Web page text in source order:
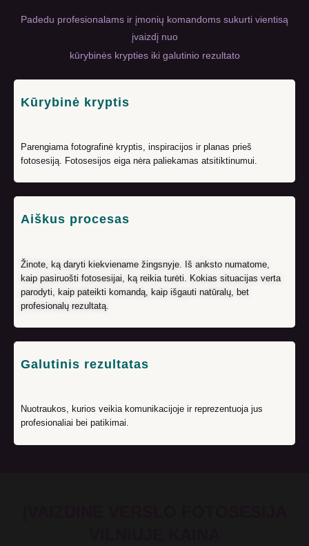
Padedu profesionalams ir įmonių komandoms sukurti vientisą
įvaizdį nuo
kūrybinės krypties iki galutinio rezultato
Kūrybinė kryptis
Parengiama fotografinė kryptis, inspiracijos ir planas prieš
fotosesiją. Fotosesijos eiga nėra paliekamas atsitiktinumui.
Aiškus procesas
Žinote, ką daryti kiekviename žingsnyje. Iš anksto numatome,
kaip pasiruošti fotosesijai, ką reikia turėti. Kokias situacijas verta
parodyti, kaip pateikti komandą, kaip išgauti natūralų, bet
profesionalų rezultatą.
Galutinis rezultatas
Nuotraukos, kurios veikia komunikacijoje ir reprezentuoja jus
profesionaliai bei patikimai.